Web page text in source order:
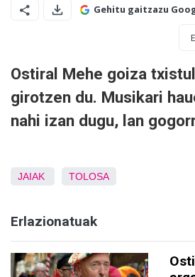
Gehitu gaitzazu
Ostiral Mehe goiza
girotzen du. Musikari
nahi izan dugu, lan
JAIAK TOLOSA
Erlazionatuak